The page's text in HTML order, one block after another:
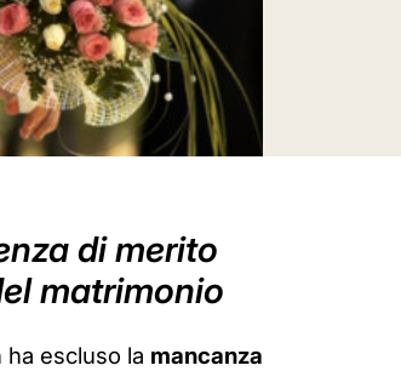
di merito
matrimonio
escluso la mancanza